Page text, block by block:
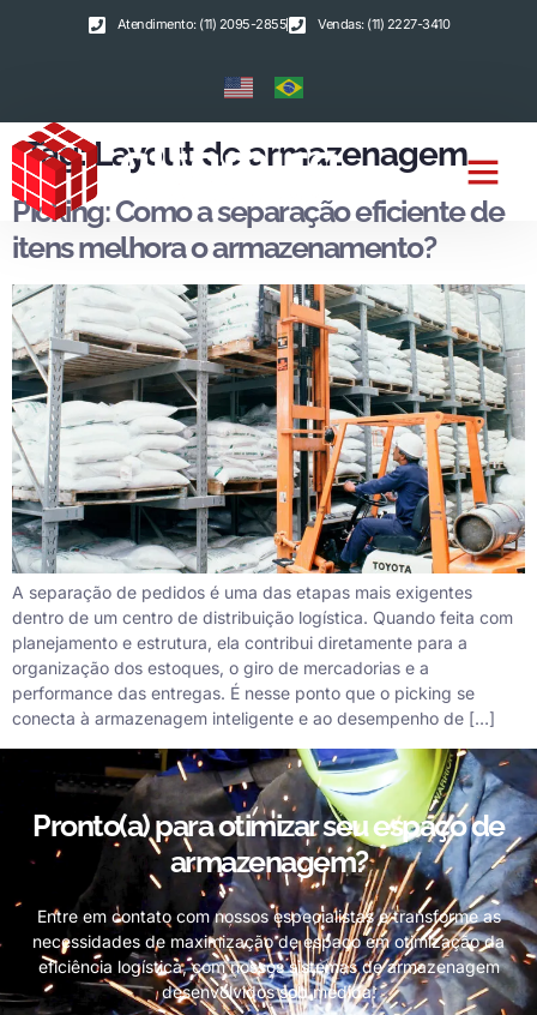
Atendimento: (11) 2095-2855 Vendas: (11) 2227-3410
Tag:Layout de armazenagem
Picking: Como a separação eficiente de
itens melhora o armazenamento?
A separação de pedidos é uma das etapas mais exigentes
dentro de um centro de distribuição logística. Quando feita com
planejamento e estrutura, ela contribui diretamente para a
organização dos estoques, o giro de mercadorias e a
performance das entregas. É nesse ponto que o picking se
conecta à armazenagem inteligente e ao desempenho de […]
Pronto(a) para otimizar seu espaço de
armazenagem?
Entre em contato com nossos especialistas e transforme as
necessidades de maximização de espaço em otimização da
eficiência logística, com nossos sistemas de armazenagem
desenvolvidos sob medida!